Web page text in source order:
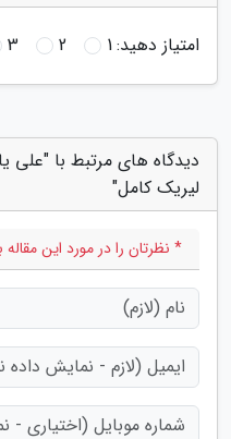
امتیاز دهید:1
2
3
دیدگاه های مرتبط با
لیریک کامل"
* نظرتان را در مورد این مقاله